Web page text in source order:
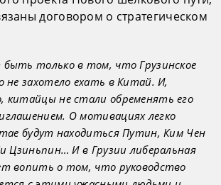
договором о стратегическом
только в том, что Грузинское
не захотело ехать в Китай. И,
китайцы не стали обременять его
О мотивациях легко
будут находиться Путин, Ким Чен
Цзиньпин… И в Грузии либеральная
вопить о том, что руководство